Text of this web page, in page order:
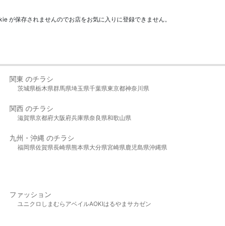
が保存されませんのでお店をお気に入りに登録できません。
関東 のチラシ
茨城県栃木県群馬県埼玉県千葉県東京都神奈川県
関西 のチラシ
滋賀県京都府大阪府兵庫県奈良県和歌山県
九州・沖縄 のチラシ
福岡県佐賀県長崎県熊本県大分県宮崎県鹿児島県沖縄県
ファッション
ユニクロ しまむら アベイルAOKIはるやま サカゼン